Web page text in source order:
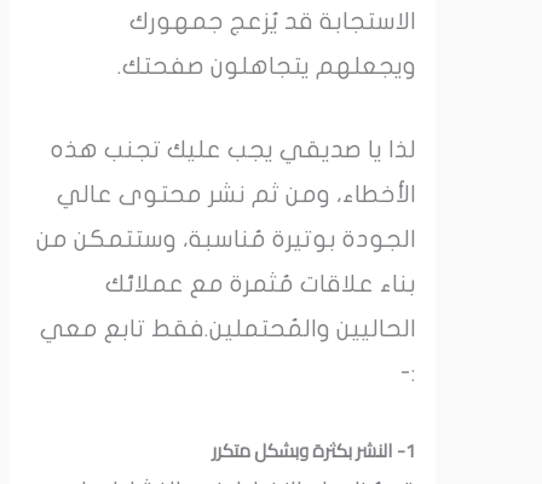
الاستجابة قد يُزعج جمهورك
ويجعلهم يتجاهلون صفحتك.
لذا يا صديقي يجب عليك تجنب هذه
الأخطاء، ومن ثم نشر محتوى عالي
الجودة بوتيرة مُناسبة، وستتمكن من
بناء علاقات مُثمرة مع عملائك
الحاليين والمُحتملين.فقط تابع معي